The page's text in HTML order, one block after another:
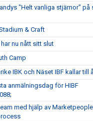
"Helt vanliga stjärnor" på
& Craft
nu nått sitt slut
Camp
IBK och Näset IBF kallar till
anmälningsdag för HIBF
med hjälp av